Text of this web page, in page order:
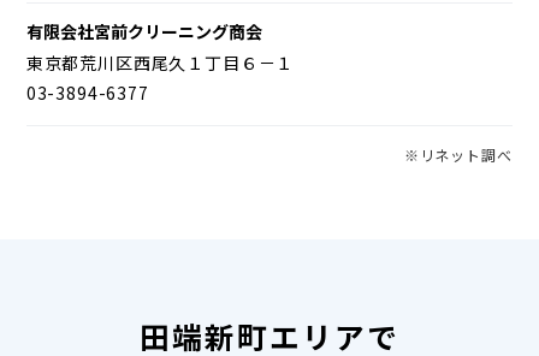
有限会社宮前クリーニング商会
東京都荒川区西尾久１丁目６－１
03-3894-6377
※リネット調べ
田端新町エリアで